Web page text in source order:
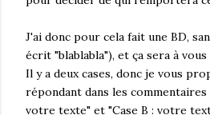
J'ai donc pour cela fait une BD,
écrit "blablabla"), et ça sera à
Il y a deux cases, donc je vous
répondant dans les commentaires
votre texte" et "Case B : votre